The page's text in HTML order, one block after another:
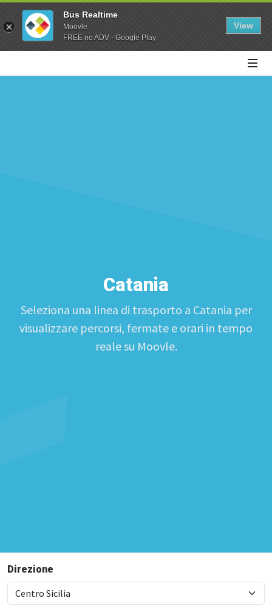
Bus Realtime
Moovle
FREE no ADV - Google Play
View
Catania
Seleziona una linea di trasporto a Catania per
visualizzare percorsi, fermate e orari in tempo
reale su Moovle.
Direzione
Metro Nesima